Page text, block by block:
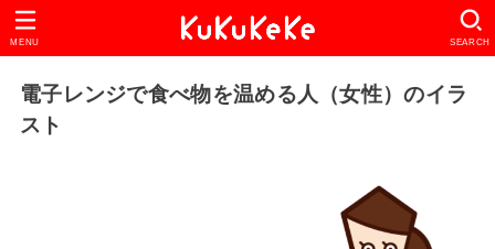
SEARCH
MENU
電子レンジで食べ物を温める人（女性）のイラ
スト